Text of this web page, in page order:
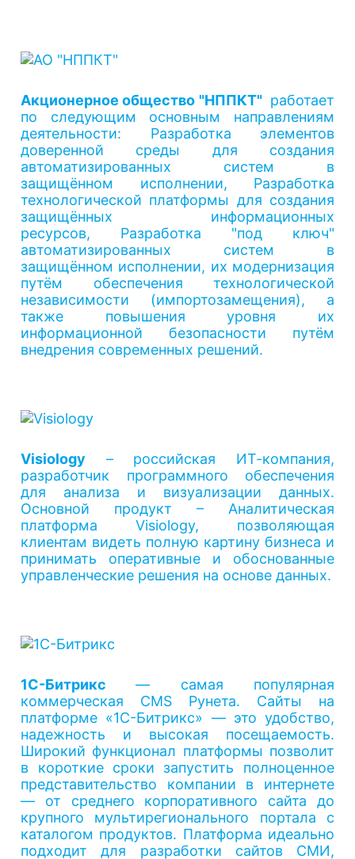
Акционерное общество "НППКТ"работает
по следующим основным направлениям
деятельности: Разработка элементов
доверенной среды для создания
автоматизированных систем в
защищённом исполнении, Разработка
технологической платформы для создания
защищённых информационных
ресурсов, Разработка "под ключ"
автоматизированных систем в
защищённом исполнении, их модернизация
путём обеспечения технологической
независимости (импортозамещения), а
также повышения уровня их
информационной безопасности путём
внедрения современных решений.
Visiology – российская ИТ-компания,
разработчик программного обеспечения
для анализа и визуализации данных.
Основной продукт – Аналитическая
платформа Visiology, позволяющая
клиентам видеть полную картину бизнеса и
принимать оперативные и обоснованные
управленческие решения на основе данных.
1С-Битрикс— самая популярная
коммерческая CMS Рунета. Сайты на
платформе «1С-Битрикс» — это удобство,
надежность и высокая посещаемость.
Широкий функционал платформы позволит
в короткие сроки запустить полноценное
представительство компании в интернете
— от среднего корпоративного сайта до
крупного мультирегионального портала с
каталогом продуктов. Платформа идеально
подходит для разработки сайтов СМИ,